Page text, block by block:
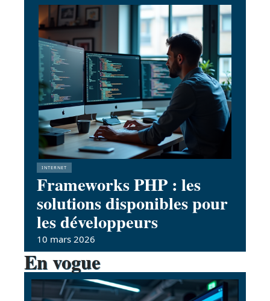
INTERNET
Frameworks PHP : les
solutions disponibles pour
les développeurs
10 mars 2026
En vogue